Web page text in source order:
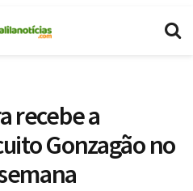
recebe a
Gonzagão no